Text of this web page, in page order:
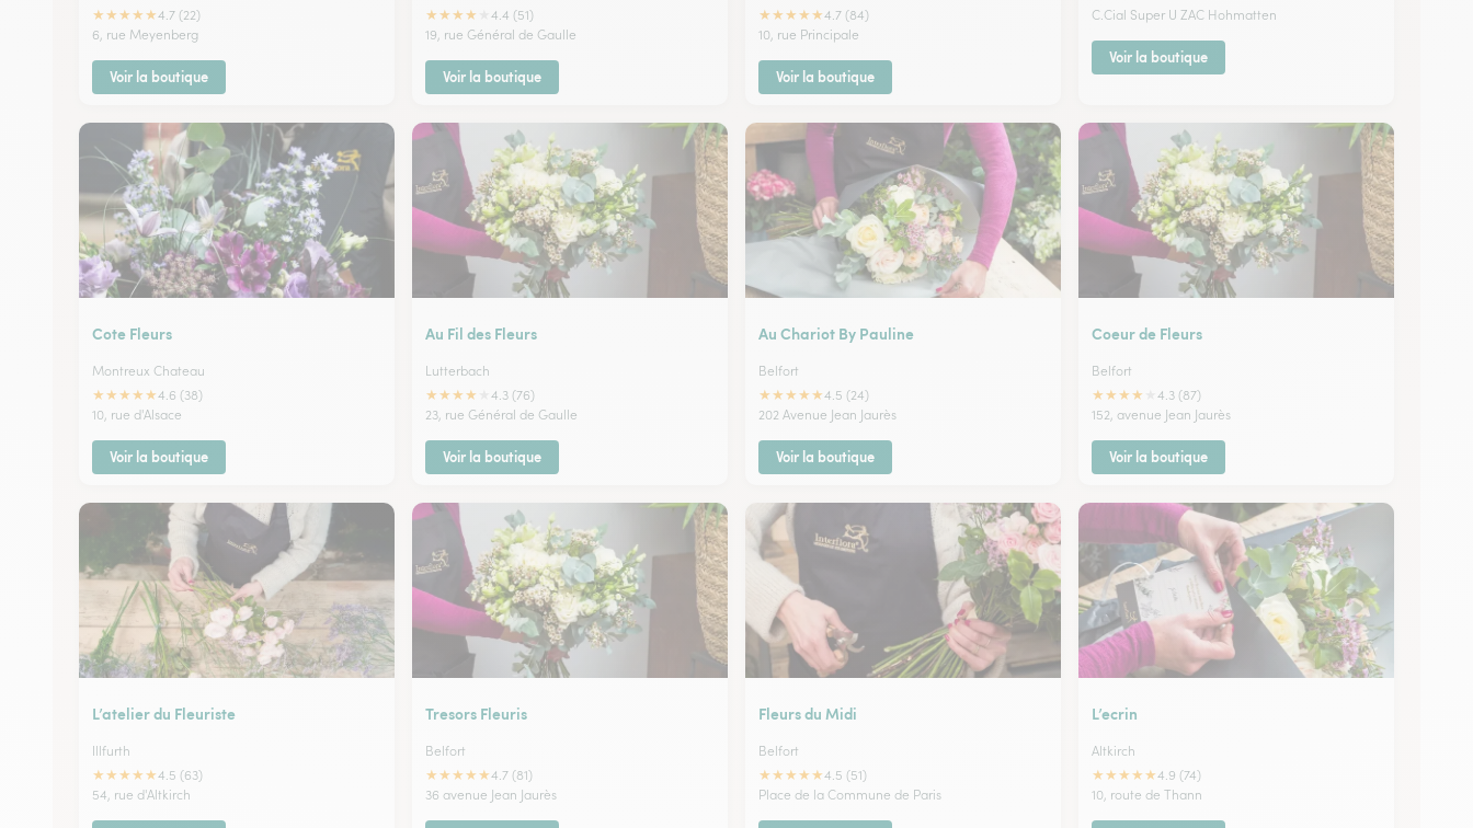
★★★★★4.7 (22)
6, rue Meyenberg
Voir la boutique
★★★★
4.4 (51)
19, rue Général de Gaulle
Voir la boutique
★★★★★4.7 (84)
10, rue Principale
Voir la boutique
C.Cial Super U ZAC Hohmatten
Voir la boutique
Cote Fleurs
Montreux Chateau
★★★★★4.6 (38)
10, rue d'Alsace
Voir la boutique
Au Fil des Fleurs
Lutterbach
★★★★
4.3 (76)
23, rue Général de Gaulle
Voir la boutique
Au Chariot By Pauline
Belfort
★★★★★4.5 (24)
202 Avenue Jean Jaurès
Voir la boutique
Coeur de Fleurs
Belfort
★★★★
4.3 (87)
152, avenue Jean Jaurès
Voir la boutique
L’atelier du Fleuriste
Illfurth
★★★★★4.5 (63)
54, rue d'Altkirch
Tresors Fleuris
Belfort
★★★★★4.7 (81)
36 avenue Jean Jaurès
Fleurs du Midi
Belfort
★★★★★4.5 (51)
Place de la Commune de Paris
L’ecrin
Altkirch
★★★★★4.9 (74)
10, route de Thann